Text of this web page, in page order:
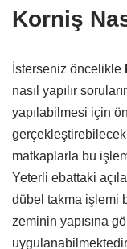
Korniş
İsterseniz öncelikle
nasıl yapılır
yapılabilmesi için
matkaplarla bu
Yeterli ebattaki
dübel takma işlemi
zeminin yapısına